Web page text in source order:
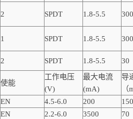
2 SPDT 1.8-5.5 300
1 SPDT 1.8-5.5 300
2 SPDT 1.8-5.5 30
使能
工作电压
(V)
最大电流
(mA)
导
EN 4.5-6.0 200
EN 2.2-6.0 3500
70